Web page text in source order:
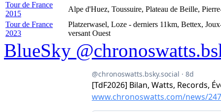
Tour de France
2015
Alpe d'Huez, Toussuire, Plateau de Beille,
Tour de France
2023
Platzerwasel, Loze - derniers 11km, Bettex,
versant Ouest
BlueSky